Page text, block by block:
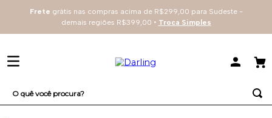
Frete grátis nas compras acima de R$299,00 para Sudeste -
demais regiões R$399,00 • Troca Simples